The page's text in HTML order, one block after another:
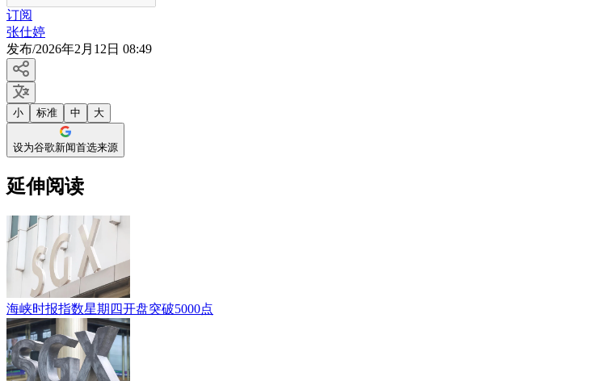
订阅
张仕婷
发布/2026年2月12日 08:49
小 标准 中 大
设为谷歌新闻首选来源
延伸阅读
海峡时报指数星期四开盘突破5000点